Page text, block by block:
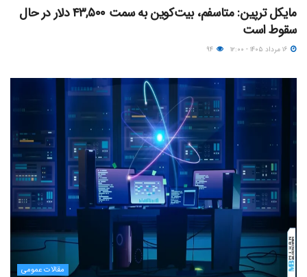
مایکل ترپین: متاسفم، بیت‌کوین به سمت ۴۳,۵۰۰ دلار در حال
سقوط است
مقالات عمومی